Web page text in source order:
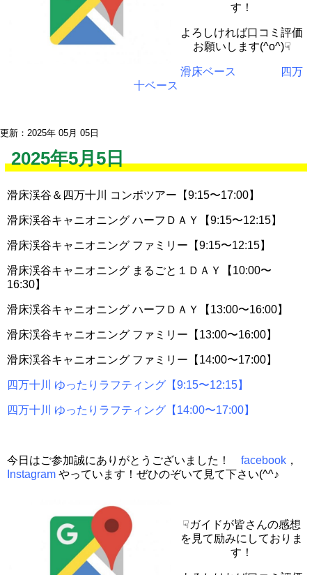
す！
よろしければ口コミ評価
お願いします(^o^)☟
滑床ベース
四万
十ベース
更新：2025年 05月 05日
2025年5月5日
滑床渓谷＆四万十川 コンボツアー【9:15〜17:00】
滑床渓谷キャニオニング ハーフＤＡＹ【9:15〜12:15】
滑床渓谷キャニオニング ファミリー【9:15〜12:15】
滑床渓谷キャニオニング まるごと１ＤＡＹ【10:00〜
16:30】
滑床渓谷キャニオニング ハーフＤＡＹ【13:00〜16:00】
滑床渓谷キャニオニング ファミリー【13:00〜16:00】
滑床渓谷キャニオニング ファミリー【14:00〜17:00】
四万十川 ゆったりラフティング【9:15〜12:15】
四万十川 ゆったりラフティング【14:00〜17:00】
今日はご参加誠にありがとうございました！ facebook ，
Instagram やっています！ぜひのぞいて見て下さい(^^♪
☟ガイドが皆さんの感想
を見て励みにしておりま
す！